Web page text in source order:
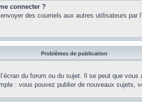
connecter ?
des courriels aux autres utilisateurs par
Problèmes de publication
du forum ou du sujet. Il se peut que
: vous pouvez publier de nouveaux sujets,